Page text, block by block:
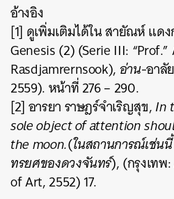
อ้างอิง
[1] ดูเพิ่มเติมได้ใน สายัณห์ แด
Genesis (2) (Serie III: “Prof.”
Rasdjamrernsook),อ่าน-อาลั
2559). หน้าที่ 276 – 290.
[2] อารยา ราษฎร์จำเริญสุข,In
sole object of attention
the moon.(ในสถานการณ์เช่น
ทรยศของดวงจันทร์), (กรุงเทพ
of Art, 2552) 17.